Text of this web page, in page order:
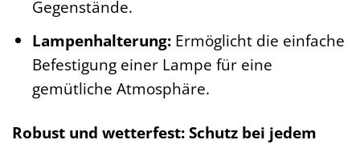
Gegenstände.
Lampenhalterung:Ermöglicht die einfache
Befestigung einer Lampe für eine
gemütliche Atmosphäre.
Robust und wetterfest: Schutz bei jedem